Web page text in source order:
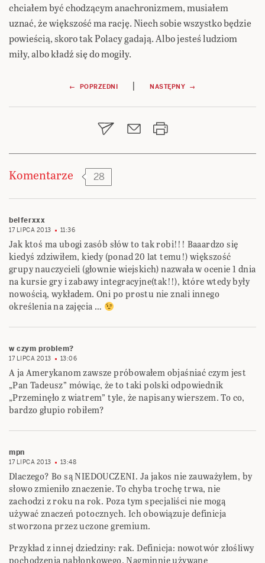
chciałem być chodzącym anachronizmem, musiałem
uznać, że większość ma rację. Niech sobie wszystko będzie
powieścią, skoro tak Polacy gadają. Albo jesteś ludziom
miły, albo kładź się do mogiły.
Nawigacja
wpisu
← POPRZEDNI | NASTĘPNY →
Komentarze 28
belferxxx
17 LIPCA 2013 11:36
Jak ktoś ma ubogi zasób słów to tak robi!!! Baaardzo się
kiedyś zdziwiłem, kiedy (ponad 20 lat temu!) większość
grupy nauczycieli (głownie wiejskich) nazwała w ocenie 1 dnia
na kursie gry i zabawy integracyjne(tak!!), które wtedy były
nowością, wykładem. Oni po prostu nie znali innego
określenia na zajęcia …
w czym problem?
17 LIPCA 2013 13:06
A ja Amerykanom zawsze próbowałem objaśniać czym jest
„Pan Tadeusz” mówiąc, że to taki polski odpowiednik
„Przeminęło z wiatrem” tyle, że napisany wierszem. To co,
bardzo głupio robiłem?
mpn
17 LIPCA 2013 13:48
Dlaczego? Bo są NIEDOUCZENI. Ja jakos nie zauważyłem, by
słowo zmieniło znaczenie. To chyba trochę trwa, nie
zachodzi z roku na rok. Poza tym specjaliści nie mogą
używać znaczeń potocznych. Ich obowiązuje definicja
stworzona przez uczone gremium.
Przykład z innej dziedziny: rak. Definicja: nowotwór złośliwy
pochodzenia nabłonkowego. Nagminnie używane